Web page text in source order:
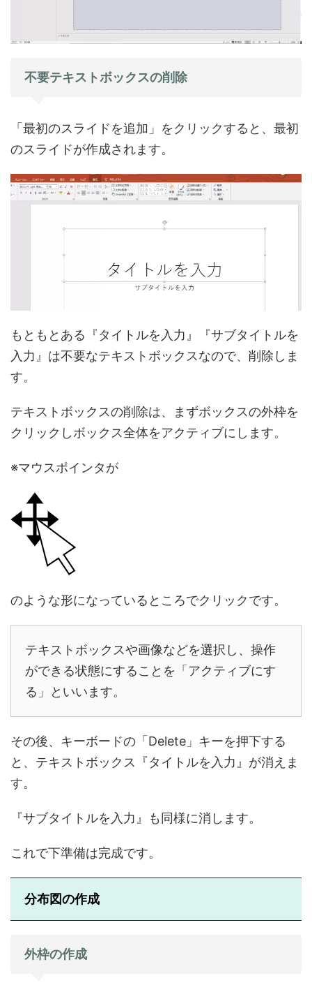
不要テキストボックスの削除
「最初のスライドを追加」をクリックすると、最初
のスライドが作成されます。
もともとある『タイトルを入力』『サブタイトルを
入力』は不要なテキストボックスなので、削除しま
す。
テキストボックスの削除は、まずボックスの外枠を
クリックしボックス全体をアクティブにします。
※マウスポインタが
のような形になっているところでクリックです。
テキストボックスや画像などを選択し、操作
ができる状態にすることを「アクティブにす
る」といいます。
その後、キーボードの「Delete」キーを押下する
と、テキストボックス『タイトルを入力』が消えま
す。
『サブタイトルを入力』も同様に消します。
これで下準備は完成です。
分布図の作成
外枠の作成